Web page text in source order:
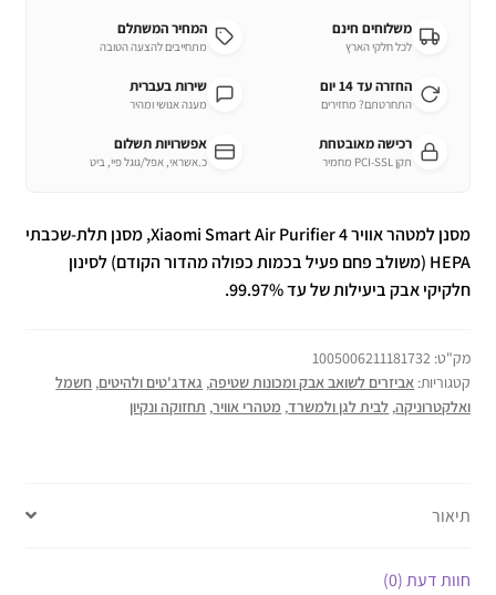
משלוחים חינם
לכל חלקי הארץ
המחיר המשתלם
מתחייבים להצעה הטובה
החזרה עד 14 יום
התחרטתם? מחזירים
שירות בעברית
מענה אנושי ומהיר
רכישה מאובטחת
תקן PCI-SSL מחמיר
אפשרויות תשלום
כ.אשראי, אפל/גוגל פיי, ביט
מסנן למטהר אוויר Xiaomi Smart Air Purifier 4, מסנן תלת-שכבתי
HEPA (משולב פחם פעיל בכמות כפולה מהדור הקודם) לסינון
חלקיקי אבק ביעילות של עד 99.97%.
מק"ט: 1005006211181732
קטגוריות: אביזרים לשואב אבק ומכונות שטיפה, גאדג'טים ולהיטים, חשמל
ואלקטרוניקה, לבית לגן ולמשרד, מטהרי אוויר, תחזוקה ונקיון
תיאור
חוות דעת (0)